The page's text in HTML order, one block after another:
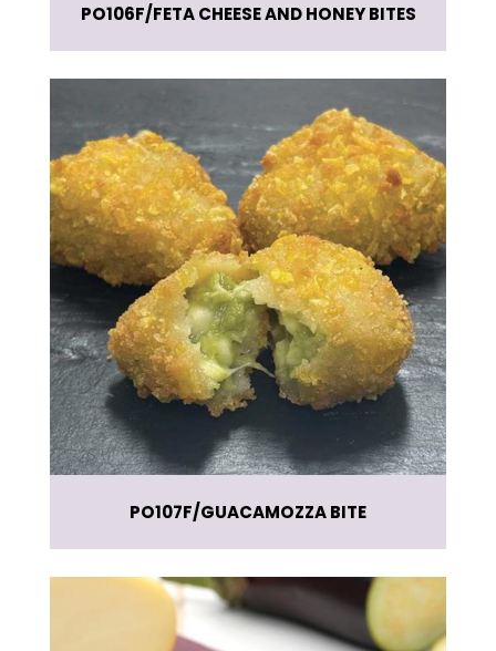
PO106F FETA CHEESE AND HONEY BITES
PO107F GUACAMOZZA BITE